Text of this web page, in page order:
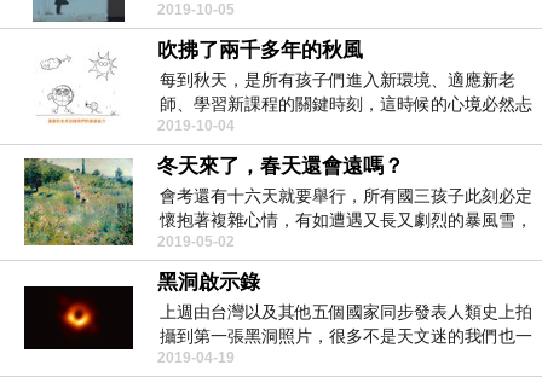
驗，告訴孩子...
2019-10-05
吹拂了兩千多年的秋風
每到秋天，是所有孩子們進入新環境、適應新老
師、學習新課程的關鍵時刻，這時候的心境必然忐
忑、...
2019-10-04
冬天來了，春天還會遠嗎？
會考還有十六天就要舉行，所有國三孩子此刻必定
懷抱著複雜心情，有如遭遇又長又劇烈的暴風雪，
不能停下來歇...
2019-05-02
黑洞啟示錄
上週由台灣以及其他五個國家同步發表人類史上拍
攝到第一張黑洞照片，很多不是天文迷的我們也一
起沈浸在無盡...
2019-04-19